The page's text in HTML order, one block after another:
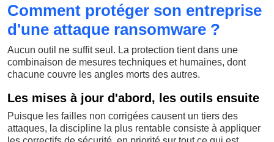
Comment protéger son entreprise
d'une attaque ransomware ?
Aucun outil ne suffit seul. La protection tient dans une
combinaison de mesures techniques et humaines, dont
chacune couvre les angles morts des autres.
Les mises à jour d'abord, les outils ensuite
Puisque les failles non corrigées causent un tiers des
attaques, la discipline la plus rentable consiste à appliquer